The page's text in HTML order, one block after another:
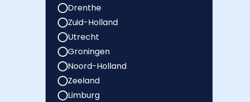
Drenthe
Zuid-Holland
Utrecht
Groningen
Noord-Holland
Zeeland
Limburg